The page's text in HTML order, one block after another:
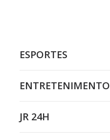
ESPORTES
ENTRETENIMENTO
JR 24H